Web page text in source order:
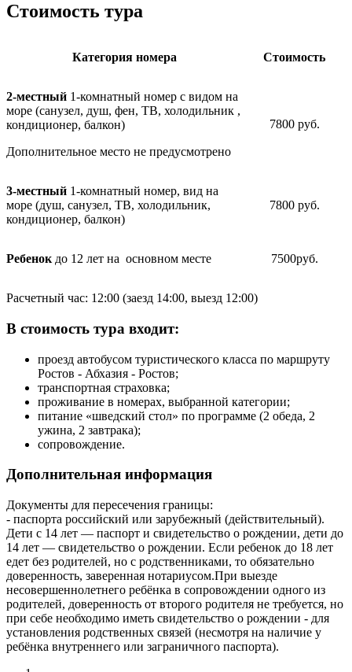
Стоимость тура
Категория номера Стоимость
2-местный 1-комнатный номер с видом на
море (санузел, душ, фен, ТВ, холодильник ,
кондиционер, балкон)
Дополнительное место не предусмотрено
7800 руб.
3-местный 1-комнатный номер, вид на
море (душ, санузел, ТВ, холодильник,
кондиционер, балкон)
7800 руб.
Ребенок до 12 лет на основном месте 7500руб.
Расчетный час: 12:00 (заезд 14:00, выезд 12:00)
В стоимость тура входит:
проезд автобусом туристического класса по маршруту
Ростов - Абхазия - Ростов;
транспортная страховка;
проживание в номерах, выбранной категории;
питание «шведский стол» по программе (2 обеда, 2
ужина, 2 завтрака);
сопровождение.
Дополнительная информация
Документы для пересечения границы:
- паспорта российский или зарубежный (действительный).
Дети с 14 лет — паспорт и свидетельство о рождении, дети до
14 лет — свидетельство о рождении. Если ребенок до 18 лет
едет без родителей, но с родственниками, то обязательно
доверенность, заверенная нотариусом.При выезде
несовершеннолетнего ребёнка в сопровождении одного из
родителей, доверенность от второго родителя не требуется, но
при себе необходимо иметь свидетельство о рождении - для
установления родственных связей (несмотря на наличие у
ребёнка внутреннего или заграничного паспорта).